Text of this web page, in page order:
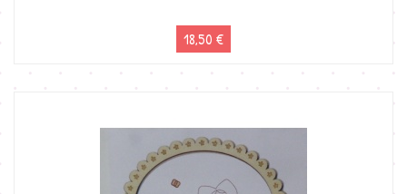
18,50 €